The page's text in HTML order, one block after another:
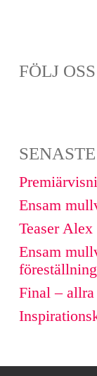
FÖLJ
Ensam
Teaser
Ensam
Final –